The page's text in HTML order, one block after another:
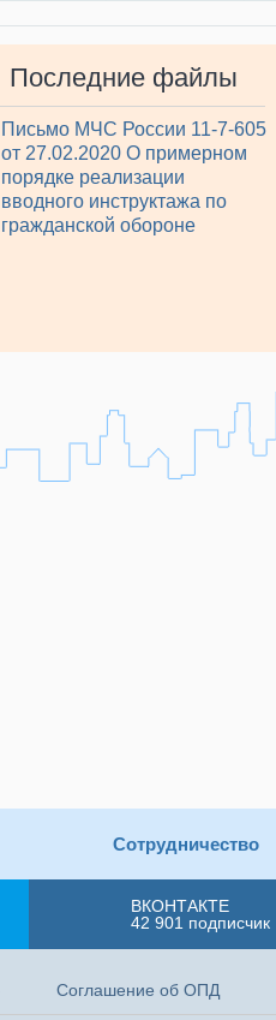
Последние файлы
Письмо МЧС России 11-7-605
от 27.02.2020 О примерном
порядке реализации
вводного инструктажа по
гражданской обороне
Сотрудничество
ВКОНТАКТЕ
42 901 подписчик
Соглашение об ОПД